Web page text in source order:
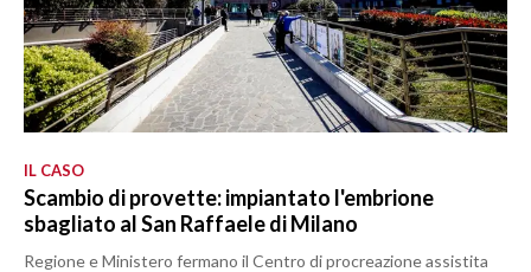
IL CASO
Scambio di provette: impiantato l'embrione
sbagliato al San Raffaele di Milano
Regione e Ministero fermano il Centro di procreazione assistita